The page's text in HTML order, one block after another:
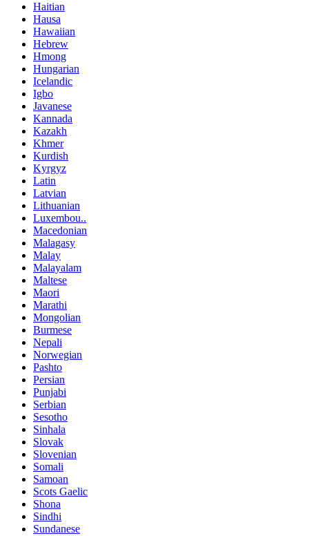
Haitian
Hausa
Hawaiian
Hebrew
Hmong
Hungarian
Icelandic
Igbo
Javanese
Kannada
Kazakh
Khmer
Kurdish
Kyrgyz
Latin
Latvian
Lithuanian
Luxembou..
Macedonian
Malagasy
Malay
Malayalam
Maltese
Maori
Marathi
Mongolian
Burmese
Nepali
Norwegian
Pashto
Persian
Punjabi
Serbian
Sesotho
Sinhala
Slovak
Slovenian
Somali
Samoan
Scots Gaelic
Shona
Sindhi
Sundanese